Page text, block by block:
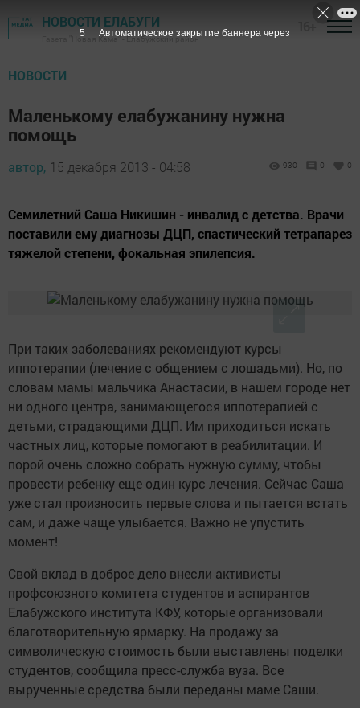
НОВОСТИ ЕЛАБУГИ
Газета "Новая Кама" - Елабужский район
НОВОСТИ
Маленькому елабужанину нужна
помощь
автор, 15 декабря 2013 - 04:58 930 0 0
Семилетний Саша Никишин - инвалид с детства. Врачи
поставили ему диагнозы ДЦП, спастический тетрапарез
тяжелой степени, фокальная эпилепсия.
При таких заболеваниях рекомендуют курсы
иппотерапии (лечение с общением с лошадьми). Но, по
словам мамы мальчика Анастасии, в нашем городе нет
ни одного центра, занимающегося иппотерапией с
детьми, страдающими ДЦП. Им приходиться искать
частных лиц, которые помогают в реабилитации. И
порой очень сложно собрать нужную сумму, чтобы
провести ребенку еще один курс лечения. Сейчас Саша
уже стал произносить первые слова и пытается встать
сам, и даже чаще улыбается. Важно не упустить
момент!
Свой вклад в доброе дело внесли активисты
профсоюзного комитета студентов и аспирантов
Елабужского института КФУ, которые организовали
благотворительную ярмарку. На продажу за
символическую стоимость были выставлены поделки
студентов, сообщила пресс-служба вуза. Все
вырученные средства были переданы маме Саши.
5 Автоматическое закрытие баннера через